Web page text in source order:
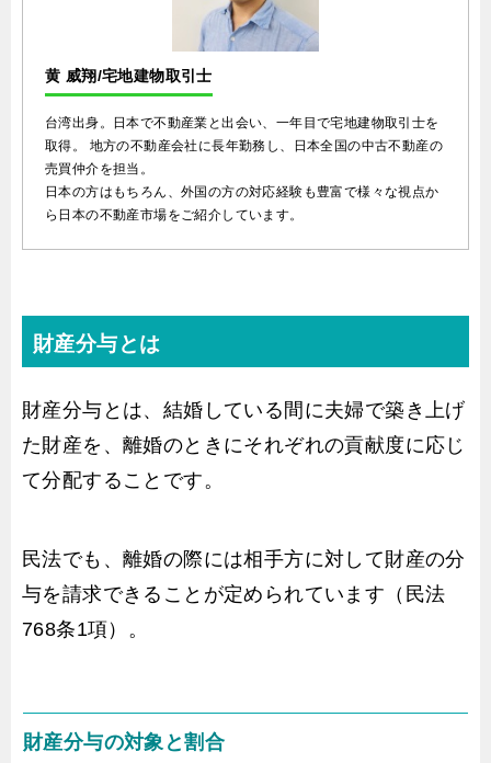
黄 威翔/宅地建物取引士
台湾出身。日本で不動産業と出会い、一年目で宅地建物取引士を
取得。 地方の不動産会社に長年勤務し、日本全国の中古不動産の
売買仲介を担当。
日本の方はもちろん、外国の方の対応経験も豊富で様々な視点か
ら日本の不動産市場をご紹介しています。
財産分与とは
財産分与とは、結婚している間に夫婦で築き上げ
た財産を、離婚のときにそれぞれの貢献度に応じ
て分配することです。
民法でも、離婚の際には相手方に対して財産の分
与を請求できることが定められています（民法
768条1項）。
財産分与の対象と割合